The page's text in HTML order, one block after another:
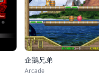
企鵝兄弟
Arcade